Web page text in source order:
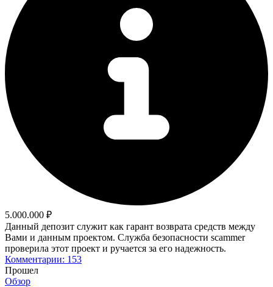
5.000.000 ₽
Данный депозит служит как гарант возврата средств между
Вами и данным проектом. Служба безопасности scammer
проверила этот проект и ручается за его надежность.
Комментарии: 153
Прошел
Обзор